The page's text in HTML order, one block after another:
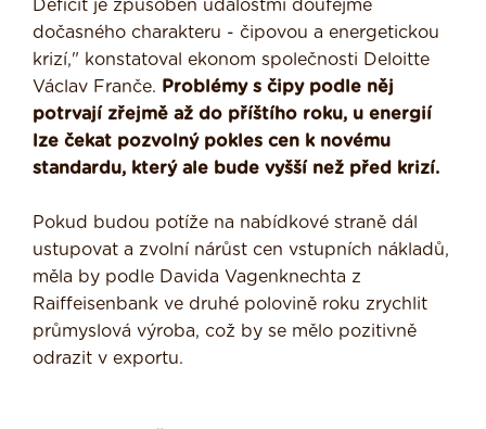
Deficit je způsoben událostmi doufejme
dočasného charakteru - čipovou a energetickou
krizí," konstatoval ekonom společnosti Deloitte
Václav Franče.
Problémy s čipy podle něj
potrvají zřejmě až do příštího roku, u energií
lze čekat pozvolný pokles cen k novému
standardu, který ale bude vyšší než před krizí.
Pokud budou potíže na nabídkové straně dál
ustupovat a zvolní nárůst cen vstupních nákladů,
měla by podle Davida Vagenknechta z
Raiffeisenbank ve druhé polovině roku zrychlit
průmyslová výroba, což by se mělo pozitivně
odrazit v exportu.